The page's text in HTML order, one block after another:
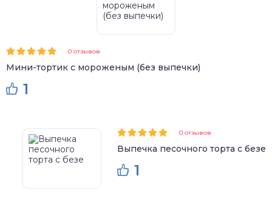
0 отзывов
Мини-тортик с мороженым (без выпечки)
1
0 отзывов
Выпечка песочного торта с безе
1